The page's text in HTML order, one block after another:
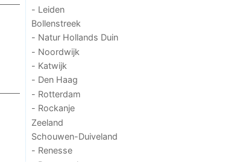
- Leiden
Bollenstreek
- Natur Hollands Duin
- Noordwijk
- Katwijk
- Den Haag
- Rotterdam
- Rockanje
Zeeland
Schouwen-Duiveland
- Renesse